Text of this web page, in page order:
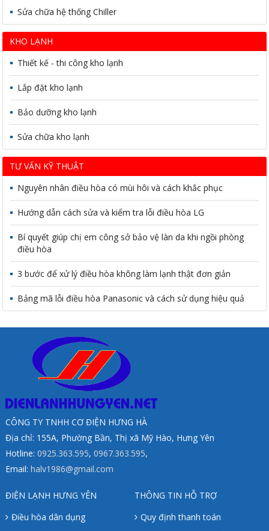
Sửa chữa hệ thống Chiller
KHO LẠNH
Thiết kế - thi công kho lạnh
Lắp đặt kho lạnh
Bảo dưỡng kho lạnh
Sửa chữa kho lạnh
TƯ VẤN KỸ THUẬT
Nguyên nhân điều hòa có mùi hôi và cách khắc phục
Hướng dẫn cách sửa và kiểm tra lỗi điều hòa LG
Bí quyết giúp chị em công sở bảo vệ làn da khi ngồi phòng
điều hòa
3 bước để xử lý điều hòa không làm lạnh thật đơn giản
Bảng mã lỗi điều hòa Panasonic và cách sử dụng hiệu quả
CÔNG TY TNHH CƠ ĐIỆN HƯNG HÀ
Địa chỉ: 155A, Phường Bần, Thị xã Mỹ Hào, Hưng Yên
Hotline: 0925.363.595, 0967.363.595,
Email: halv1986@gmail.com
ĐIỆN LẠNH HƯNG YÊN
Điều hòa dân dụng
THÔNG TIN HỖ TRỢ
Quy định thanh toán